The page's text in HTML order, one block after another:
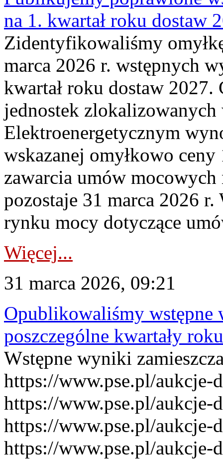
na 1. kwartał roku dostaw
Zidentyfikowaliśmy
marca 2026 r. wstępnych
kwartał roku dostaw
jednostek
Elektroenergetycznym
wskazanej omyłkowo
zawarcia umów
pozostaje 31 marca 2026
rynku mocy dotyczące
Więcej...
31 marca 2026, 09:21
Opublikowaliśmy
poszczególne kwartały
Wstępne wyniki
https://www.pse.pl/aukcje-
https://www.pse.pl/aukcje-
https://www.pse.pl/aukcje-
https://www.pse.pl/aukcje-